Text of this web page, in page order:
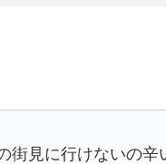
見に行けないの辛